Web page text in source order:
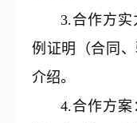
3.合作方实
例证明（合同
介绍。
4.合作方